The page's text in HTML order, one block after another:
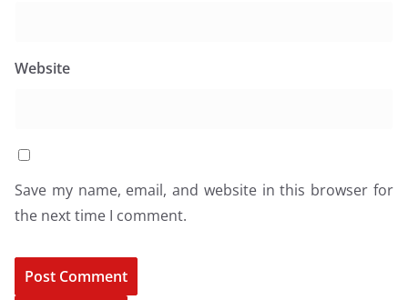
Website
Save my name, email, and website in this browser for
the next time I comment.